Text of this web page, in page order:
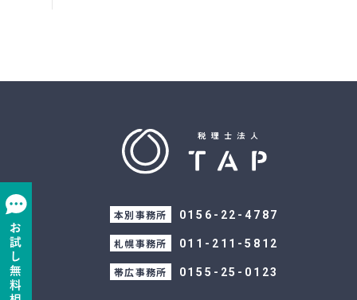
本別事務所 0156-22-4787
札幌事務所 011-211-5812
帯広事務所 0155-25-0123